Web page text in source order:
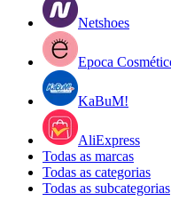
Netshoes
Epoca
KaBuM!
AliExpress
Todas as marcas
Todas as categorias
Todas as subcategorias